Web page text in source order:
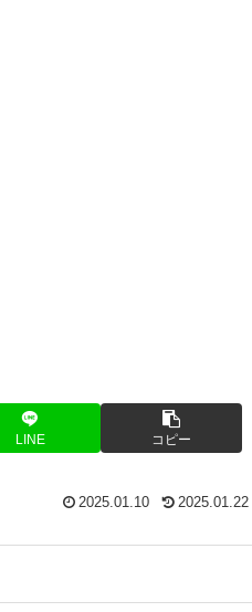
LINE コピー
2025.01.10 2025.01.22